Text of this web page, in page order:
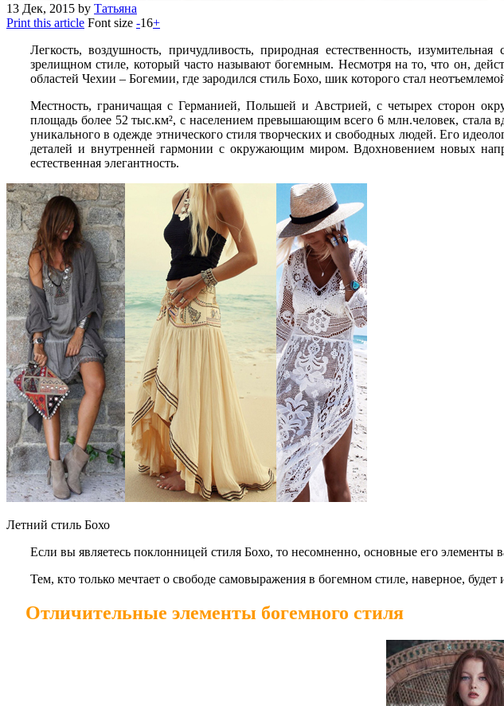
13 Дек, 2015 by Татьяна
Print this article Font size -16+
Легкость, воздушность, причудливость, природная естественность,
зрелищном стиле, который часто называют богемным. Несмотря на то, что он,
областей Чехии – Богемии, где зародился стиль Бохо, шик которого стал
Местность, граничащая с Германией, Польшей и Австрией, с четырех сторон
площадь более 52 тыс.км², с населением превышающим всего 6 млн.человек, стала
уникального в одежде этнического стиля творческих и свободных людей. Его
деталей и внутренней гармонии с окружающим миром. Вдохновением новых
естественная элегантность.
Летний стиль Бохо
Если вы являетесь поклонницей стиля Бохо, то несомненно, основные его элементы
Тем, кто только мечтает о свободе самовыражения в богемном стиле, наверное,
Отличительные элементы богемного стиля